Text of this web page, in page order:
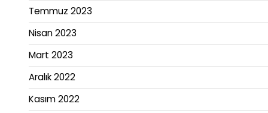
Temmuz 2023
Nisan 2023
Mart 2023
Aralık 2022
Kasım 2022